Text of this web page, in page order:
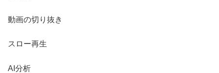
動画の切り抜き
スロー再生
AI分析